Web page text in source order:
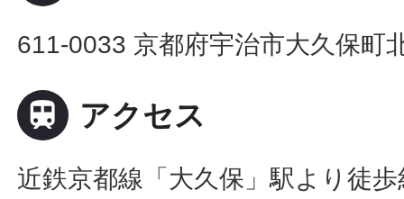
611-0033 京都府宇治市大久保町
 アクセス
近鉄京都線「大久保」駅より徒